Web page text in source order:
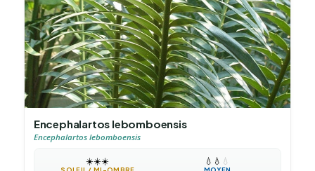
Encephalartos lebomboensis
Encephalartos lebomboensis
☀️☀️☀️ 💧 💧 💧